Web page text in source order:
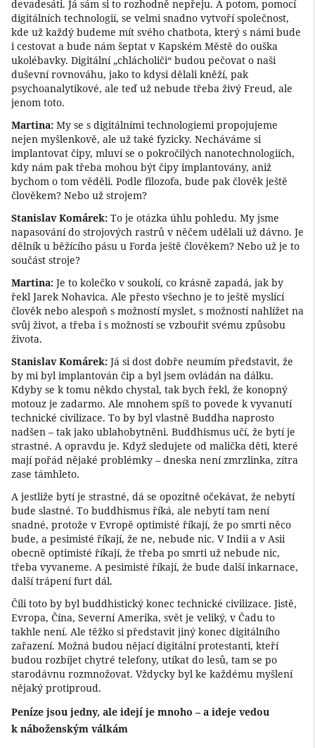
devadesáti. Já sám si to rozhodně nepřeju. A potom, pomocí
digitálních technologií, se velmi snadno vytvoří společnost,
kde už každý budeme mít svého chatbota, který s námi bude
i cestovat a bude nám šeptat v Kapském Městě do ouška
ukolébavky. Digitální „chlácholiči“ budou pečovat o naši
duševní rovnováhu, jako to kdysi dělali kněží, pak
psychoanalytikové, ale teď už nebude třeba živý Freud, ale
jenom toto.
Martina: My se s digitálními technologiemi propojujeme
nejen myšlenkově, ale už také fyzicky. Necháváme si
implantovat čipy, mluví se o pokročilých nanotechnologiích,
kdy nám pak třeba mohou být čipy implantovány, aniž
bychom o tom věděli. Podle filozofa, bude pak člověk ještě
člověkem? Nebo už strojem?
Stanislav Komárek: To je otázka úhlu pohledu. My jsme
napasování do strojových rastrů v něčem udělali už dávno. Je
dělník u běžícího pásu u Forda ještě člověkem? Nebo už je to
součást stroje?
Martina: Je to kolečko v soukolí, co krásně zapadá, jak by
řekl Jarek Nohavica. Ale přesto všechno je to ještě myslící
člověk nebo alespoň s možností myslet, s možností nahlížet na
svůj život, a třeba i s možností se vzbouřit svému způsobu
života.
Stanislav Komárek: Já si dost dobře neumím představit, že
by mi byl implantován čip a byl jsem ovládán na dálku.
Kdyby se k tomu někdo chystal, tak bych řekl, že konopný
motouz je zadarmo. Ale mnohem spíš to povede k vyvanutí
technické civilizace. To by byl vlastně Buddha naprosto
nadšen – tak jako ublahobytněni. Buddhismus učí, že bytí je
strastné. A opravdu je. Když sledujete od malička děti, které
mají pořád nějaké problémky – dneska není zmrzlinka, zítra
zase támhleto.
A jestliže bytí je strastné, dá se opozitně očekávat, že nebytí
bude slastné. To buddhismus říká, ale nebytí tam není
snadné, protože v Evropě optimisté říkají, že po smrti něco
bude, a pesimisté říkají, že ne, nebude nic. V Indii a v Asii
obecně optimisté říkají, že třeba po smrti už nebude nic,
třeba vyvaneme. A pesimisté říkají, že bude další inkarnace,
další trápení furt dál.
Čili toto by byl buddhistický konec technické civilizace. Jistě,
Evropa, Čína, Severní Amerika, svět je veliký, v Čadu to
takhle není. Ale těžko si představit jiný konec digitálního
zařazení. Možná budou nějací digitální protestanti, kteří
budou rozbíjet chytré telefony, utíkat do lesů, tam se po
starodávnu rozmnožovat. Vždycky byl ke každému myšlení
nějaký protiproud.
Peníze jsou jedny, ale idejí je mnoho – a ideje vedou
k náboženským válkám